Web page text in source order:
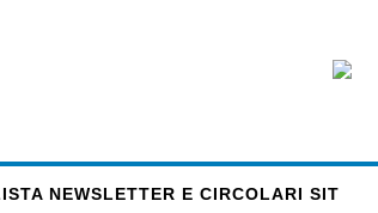
NEWSLETTER E CIRCOLARI SIT